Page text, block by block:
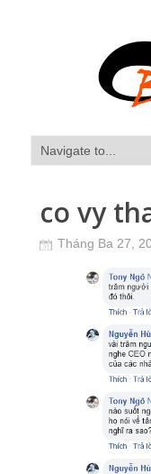
co vy
Tháng Ba 27,